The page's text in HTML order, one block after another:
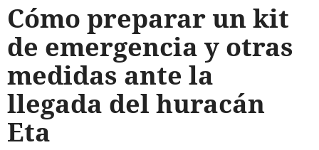
Cómo preparar un kit
de emergencia y otras
medidas ante la
llegada del huracán
Eta